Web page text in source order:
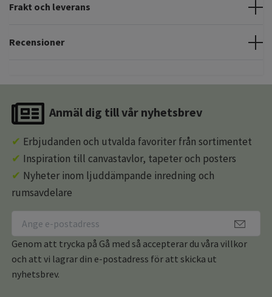
Frakt och leverans
Recensioner
Anmäl dig till vår nyhetsbrev
✔ Erbjudanden och utvalda favoriter från sortimentet
✔ Inspiration till canvastavlor, tapeter och posters
✔ Nyheter inom ljuddämpande inredning och
rumsavdelare
Genom att trycka på Gå med så accepterar du våra villkor
och att vi lagrar din e-postadress för att skicka ut
nyhetsbrev.